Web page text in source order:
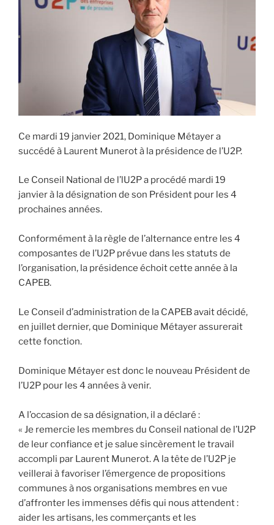
Ce mardi 19 janvier 2021, Dominique Métayer a
succédé à Laurent Munerot à la présidence de l’U2P.
Le Conseil National de l’lU2P a procédé mardi 19
janvier à la désignation de son Président pour les 4
prochaines années.
Conformément à la règle de l’alternance entre les 4
composantes de l’U2P prévue dans les statuts de
l’organisation, la présidence échoit cette année à la
CAPEB.
Le Conseil d’administration de la CAPEB avait décidé,
en juillet dernier, que Dominique Métayer assurerait
cette fonction.
Dominique Métayer est donc le nouveau Président de
l’U2P pour les 4 années à venir.
A l’occasion de sa désignation, il a déclaré :
« Je remercie les membres du Conseil national de l’U2P
de leur confiance et je salue sincèrement le travail
accompli par Laurent Munerot. A la tête de l’U2P je
veillerai à favoriser l’émergence de propositions
communes à nos organisations membres en vue
d’affronter les immenses défis qui nous attendent :
aider les artisans, les commerçants et les